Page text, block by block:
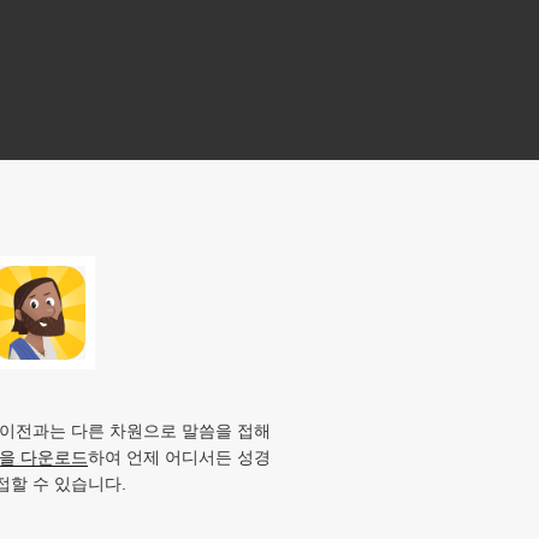
전과는 다른 차원으로 말씀을 접해
다운로드하여 언제 어디서든 성경
할 수 있습니다.